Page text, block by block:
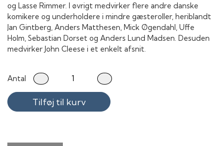
og Lasse Rimmer. I øvrigt medvirker flere andre danske
komikere og underholdere i mindre gæsteroller, heriblandt
Jan Gintberg, Anders Matthesen, Mick Øgendahl, Uffe
Holm, Sebastian Dorset og Anders Lund Madsen. Desuden
medvirker John Cleese i et enkelt afsnit.
Antal
Tilføj til kurv